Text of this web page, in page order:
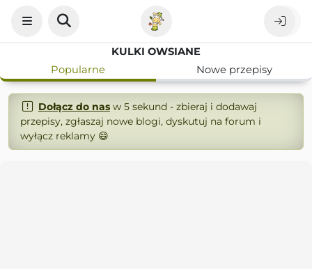
KULKI OWSIANE
Popularne
Nowe przepisy
Dołącz do nasw 5 sekund - zbieraj i dodawaj
przepisy, zgłaszaj nowe blogi, dyskutuj na forum i
wyłącz reklamy 😄